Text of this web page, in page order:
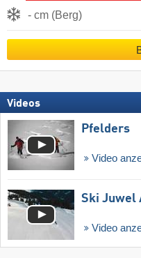
- cm (Berg)
Videos
Pfelders
Video
Ski Juwel
Video